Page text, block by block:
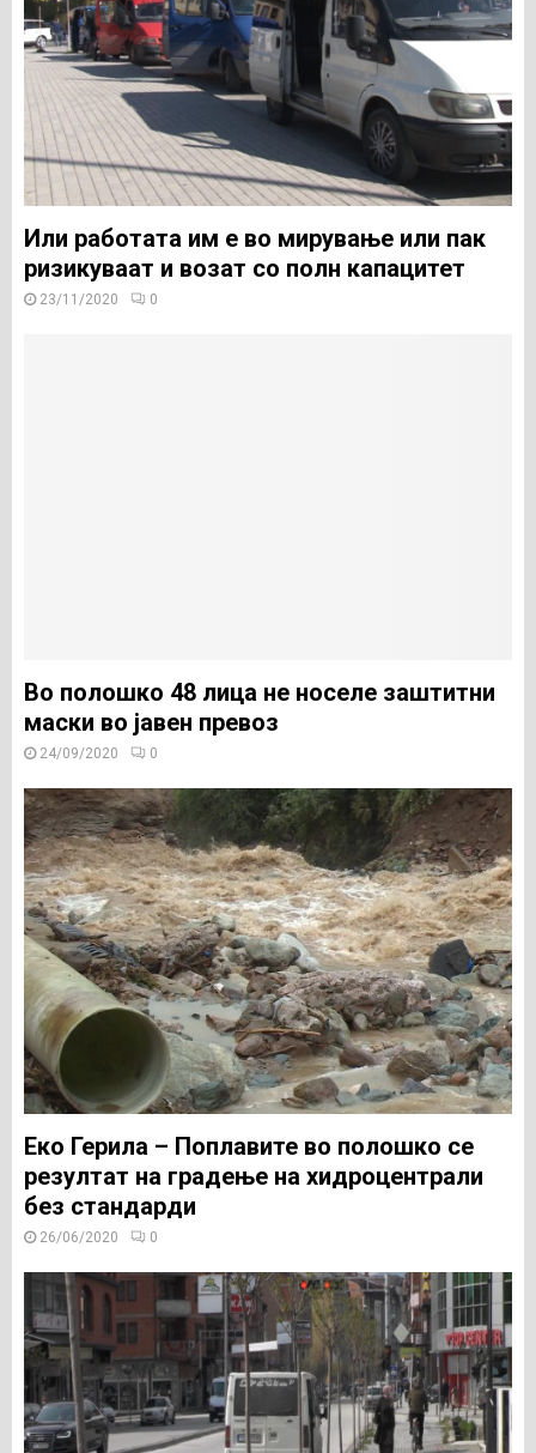
Или работата им е во мирување или пак
ризикуваат и возат со полн капацитет
23/11/2020 0
Во полошко 48 лица не носеле заштитни
маски во јавен превоз
24/09/2020 0
Еко Герила – Поплавите во полошко се
резултат на градење на хидроцентрали
без стандарди
26/06/2020 0